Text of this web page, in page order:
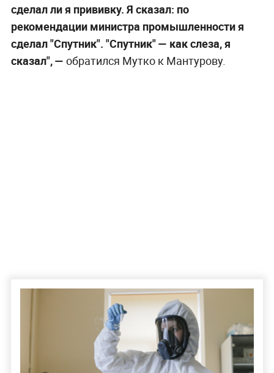
сделал ли я прививку. Я сказал: по
рекомендации министра промышленности я
сделал "Спутник". "Спутник" — как слеза, я
сказал", — обратился Мутко к Мантурову.